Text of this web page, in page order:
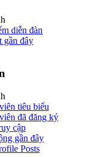
diễn đàn
gần đây
tiêu biểu
đã đăng ký
cập
gần đây
Posts